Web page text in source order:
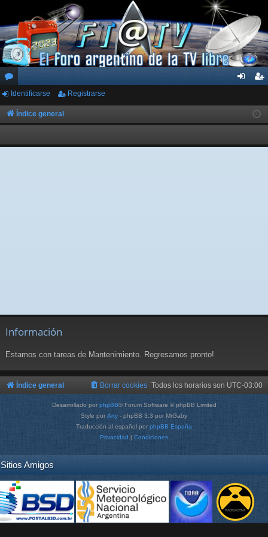
or
os
ar
ist
rs
Identificarse Registrarse
Índice general
Información
Estamos con tareas de Mantenimiento. Regresamos pronto!
Índice general Todos los horarios son UTC-03:00
Borrar cookies
Desarrollado por phpBB® Forum Software © phpBB Limited
Style por Arty - phpBB 3.3 por MrGaby
Traducción al español por phpBB España
Privacidad | Condiciones
Sitios Amigos